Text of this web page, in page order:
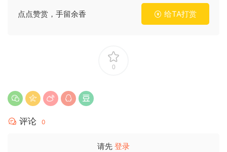
点点赞赏，手留余香 给TA打赏
0
评论 0
请先 登录